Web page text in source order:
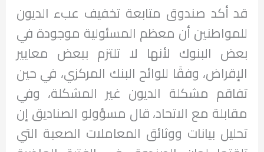
قد أكد صندوق متابعة تخفيف عبء الديون
للمواطنين أن معظم المسئولية موجودة في
بعض البنوك لأنها لا تلتزم ببعض معايير
الإقراض، وفقًا للوائح البنك المركزي، في حين
تفاقم مشكلة الديون غير المشكلة، وفي
مقابلة مع الاتحاد، قال مسؤولو الصناديق إن
تحليل بيانات ووثائق المعاملات الصعبة التي